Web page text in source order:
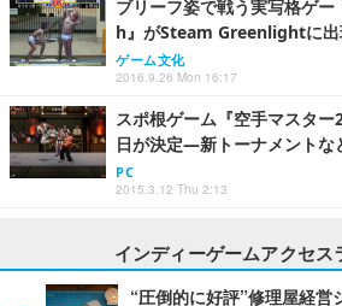
ブリーフ姿で戦う実写格ゲ
h』がSteam Greenlightに出
ゲーム文化
2016.9.26 Mon 16:17
スポ根ゲーム『空手マスタ
日が決定―新トーナメントな
PC
2015.3.12 Thu 2:13
インディーゲームアクセス
“圧倒的に好評”修理屋経営